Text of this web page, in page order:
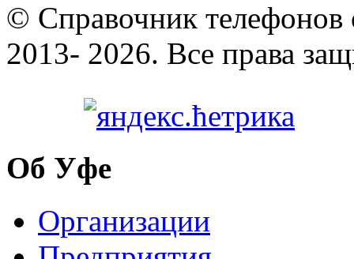
© Cправочник телефонов
2013- 2026. Все права
Об Уфе
Организации